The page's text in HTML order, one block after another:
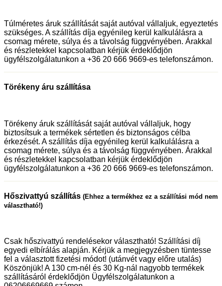
Túlméretes áruk szállítását saját autóval vállaljuk, egyeztetés
szükséges. A szállítás díja egyénileg kerül kalkulálásra a
csomag mérete, súlya és a távolság függvényében. Árakkal
és részletekkel kapcsolatban kérjük érdeklődjön
ügyfélszolgálatunkon a +36 20 666 9669-es telefonszámon.
Törékeny áru szállítása
Törékeny áruk szállítását saját autóval vállaljuk, hogy
biztosítsuk a termékek sértetlen és biztonságos célba
érkezését. A szállítás díja egyénileg kerül kalkulálásra a
csomag mérete, súlya és a távolság függvényében. Árakkal
és részletekkel kapcsolatban kérjük érdeklődjön
ügyfélszolgálatunkon a +36 20 666 9669-es telefonszámon.
Hőszivattyú szállítás (Ehhez a termékhez ez a szállítási mód nem
választható!)
Csak hőszivattyú rendelésekor választható! Szállítási díj
egyedi elbírálás alapján. Kérjük a megjegyzésben tüntesse
fel a választott fizetési módot! (utánvét vagy előre utalás)
Köszönjük! A 130 cm-nél és 30 Kg-nál nagyobb termékek
szállításáról érdeklődjön Ügyfélszolgálatunkon a